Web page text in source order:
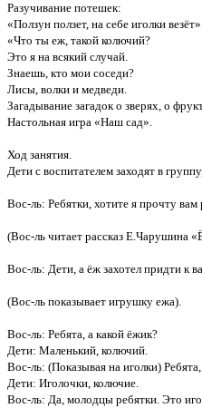
Разучивание потешек:
«Ползун ползет, на себе иголки везёт»
«Что ты еж, такой колючий?
Это я на всякий случай.
Знаешь, кто мои соседи?
Лисы, волки и медведи.
Загадывание загадок о зверях, о
Настольная игра «Наш сад».
Ход занятия.
Дети с воспитателем заходят в
Вос-ль: Ребятки, хотите я прочту
(Вос-ль читает рассказ Е.Чарушина
Вос-ль: Дети, а ёж захотел придти к
(Вос-ль показывает игрушку ежа).
Вос-ль: Ребята, а какой ёжик?
Дети: Маленький, колючий.
Вос-ль: (Показывая на иголки)
Дети: Иголочки, колючие.
Вос-ль: Да, молодцы ребятки. Это